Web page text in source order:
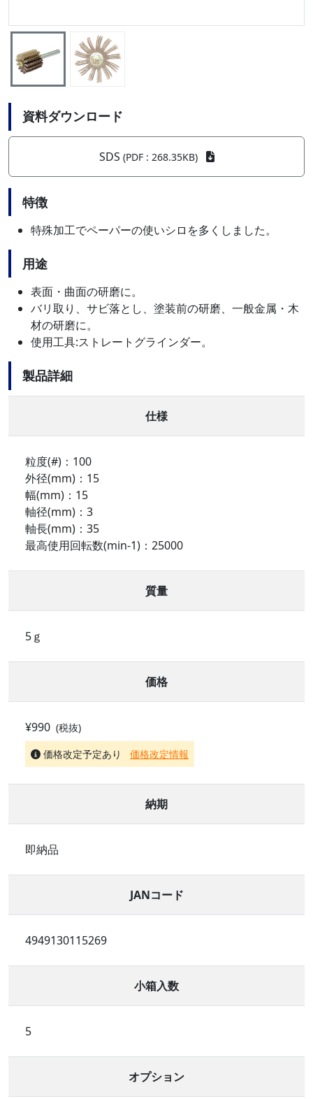
資料ダウンロード
SDS (PDF : 268.35KB)
特徴
特殊加工でペーパーの使いシロを多くしました。
用途
表面・曲面の研磨に。
バリ取り、サビ落とし、塗装前の研磨、一般金属・木
材の研磨に。
使用工具:ストレートグラインダー。
製品詳細
仕様
粒度(#)：100
外径(mm)：15
幅(mm)：15
軸径(mm)：3
軸長(mm)：35
最高使用回転数(min-1)：25000
質量
5ｇ
価格
¥990 (税抜)
価格改定予定あり
価格改定情報
納期
即納品
JANコード
4949130115269
小箱入数
5
オプション